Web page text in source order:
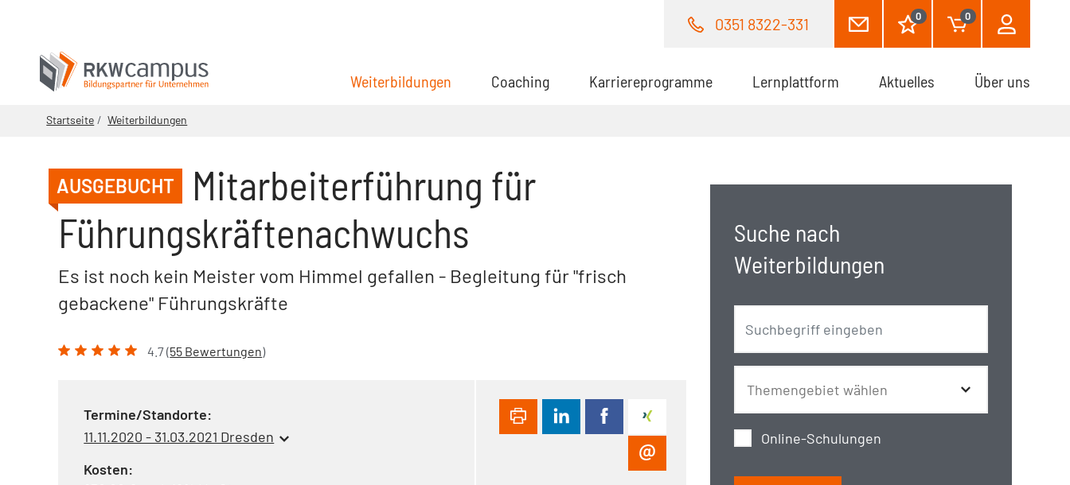
0351 8322-331 0 0
Weiterbildungen (aktuell)Coaching Karriereprogramme Lernplattform Aktuelles Über uns
Startseite Weiterbildungen
AUSGEBUCHT
Mitarbeiterführung für
Führungskräftenachwuchs
Es ist noch kein Meister vom Himmel gefallen - Begleitung für "frisch
gebackene" Führungskräfte
4.7 (55 Bewertungen)
Termine/Standorte:
11.11.2020 - 31.03.2021 Dresden
Kosten:
Suche nach
Weiterbildungen
Online-Schulungen